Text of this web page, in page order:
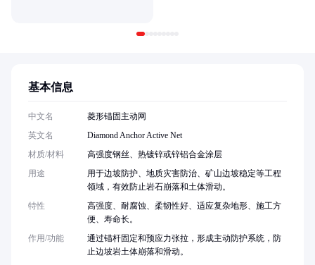
基本信息
中文名
菱形锚固主动网
英文名
Diamond Anchor Active Net
材质/材料
高强度钢丝、热镀锌或锌铝合金涂层
用途
用于边坡防护、地质灾害防治、矿山边坡稳定等工程
领域，有效防止岩石崩落和土体滑动。
特性
高强度、耐腐蚀、柔韧性好、适应复杂地形、施工方
便、寿命长。
作用/功能
通过锚杆固定和预应力张拉，形成主动防护系统，防
止边坡岩土体崩落和滑动。